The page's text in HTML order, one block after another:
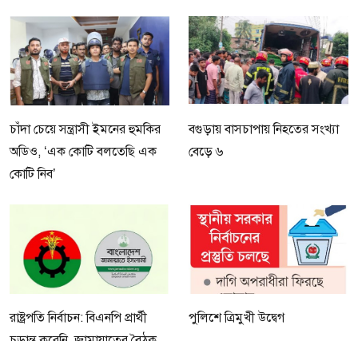
চাঁদা চেয়ে সন্ত্রাসী ইমনের হুমকির
অডিও, ‘এক কোটি বলতেছি এক
কোটি নিব’
বগুড়ায় বাসচাপায় নিহতের সংখ্যা
বেড়ে ৬
রাষ্ট্রপতি নির্বাচন: বিএনপি প্রার্থী
পুলিশে ত্রিমুখী উদ্বেগ